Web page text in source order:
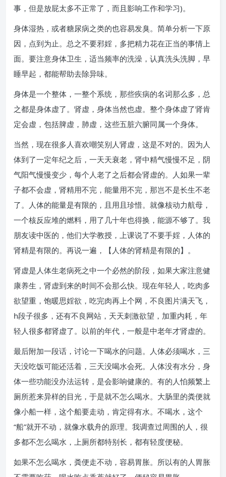
事，但是放屁太多不正常了，而且影响工作和学习)。
身体湿热，或者糖尿病之类的也容易发臭。简单分析一下原
因，点到为止。总之不要邪婬，多把精力花在正当的事情上
面。要注意身体卫生，适当频率的洗澡，认真洗头洗脚，早
睡早起，都能帮助去除异味。
身体是一个整体，一整个系统，那些疾病的名词那么多，总
之都是身体虚了。肾虚，身体当然也虚。整个身体虚了肾肯
定会虚，包括脾虚，肺虚，这些五脏六腑同属一个身体。
当然，现在很多人喜欢嘲笑别人肾虚，这是不对的。因为人
体到了一定年纪之后，一天天衰老，肾中精气慢慢不足，阴
气阳气慢慢变少，每个人老了之后都会肾虚的。人如果一辈
子都不会虚，肾精用不完，能量用不完，那岂不是长生不老
了。人体的能量是有限的，且用且珍惜。就像核动力航母，
一个核反应堆的燃料，用了几十年也得换，能源不够了。我
朋友读中医的，他们大学教授，上课说了不要手婬，人体的
肾精是有限的。再说一遍，【人体的肾精是有限的】。
肾虚是人体生老病死之中一个必然的阶段，如果大家注意健
康养生，肾虚到来的时间不会那么快。现在年轻人，吃肉多
欲望重，饱暖思婬欲，吃完肉再上个网，不良图片满天飞，
h段子很多，还有不良网站，天天刺激欲望，加重内耗，年
轻人很多都肾虚了。以前的年代，一般是中老年才肾虚的。
最后附加一段话，讨论一下喝水的问题。人体必须喝水，三
天没吃饭可能还活着，三天没喝水会死。人体没有水分，身
体一些功能没办法运转，是会影响健康的。有的人怕频繁上
厕所惹来异样的目光，于是就不怎么喝水。大肠里的粪便就
像小船一样，这个船要走动，肯定得有水。不喝水，这个
“船”就开不动，就像水载舟的原理。我调查过周围的人，很
多都不怎么喝水，上厕所都特别长，都有轻度便秘。
如果不怎么喝水，粪便走不动，容易胃胀。所以有的人胃胀